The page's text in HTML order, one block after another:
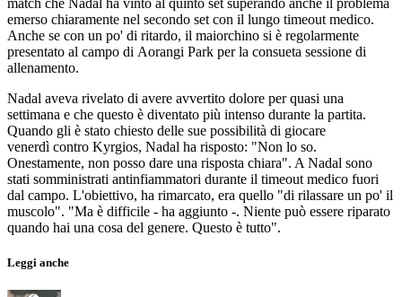
match che Nadal ha vinto al quinto set superando anche il problema
emerso chiaramente nel secondo set con il lungo timeout medico.
Anche se con un po' di ritardo, il maiorchino si è regolarmente
presentato al campo di Aorangi Park per la consueta sessione di
allenamento.
Nadal aveva rivelato di avere avvertito dolore per quasi una
settimana e che questo è diventato più intenso durante la partita.
Quando gli è stato chiesto delle sue possibilità di giocare
venerdì contro Kyrgios, Nadal ha risposto: "Non lo so.
Onestamente, non posso dare una risposta chiara". A Nadal sono
stati somministrati antinfiammatori durante il timeout medico fuori
dal campo. L'obiettivo, ha rimarcato, era quello "di rilassare un po' il
muscolo". "Ma è difficile - ha aggiunto -. Niente può essere riparato
quando hai una cosa del genere. Questo è tutto".
Leggi anche